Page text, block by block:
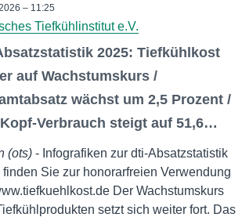
– 11:25
Tiefkühlinstitut e.V.
2025: Tiefkühlkost
auf Wachstumskurs /
wächst um 2,5 Prozent /
Verbrauch steigt auf 51,6…
(ots) - Infografiken zur dti-Absatzstatistik
finden Sie zur honorarfreien Verwendung
Der Wachstumskurs
setzt sich weiter fort. Das